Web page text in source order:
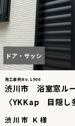
ドア・サッシ
施工事例No.1906
渋川市 浴室窓ル
〈YKKap 目隠し
渋川市 Ｋ様